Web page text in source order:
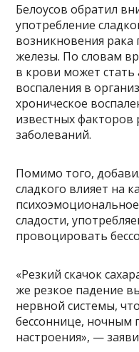
Белоусов обратил
употребление
возникновения
железы. По словам
в крови может
воспаления в
хроническое
известных факторов
заболеваний.
Помимо того,
сладкого влияет на
сладости,
провоцировать
«Резкий скачок
же резкое падение
нервной системы,
бессоннице, ночным
настроения», —